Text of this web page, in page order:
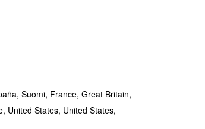
Suomi, France, Great Britain,
United States, United States,